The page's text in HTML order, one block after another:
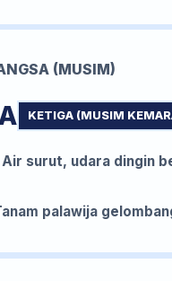
(MUSIM)
KETIGA (MUSIM
Air surut, udara dingin
palawija